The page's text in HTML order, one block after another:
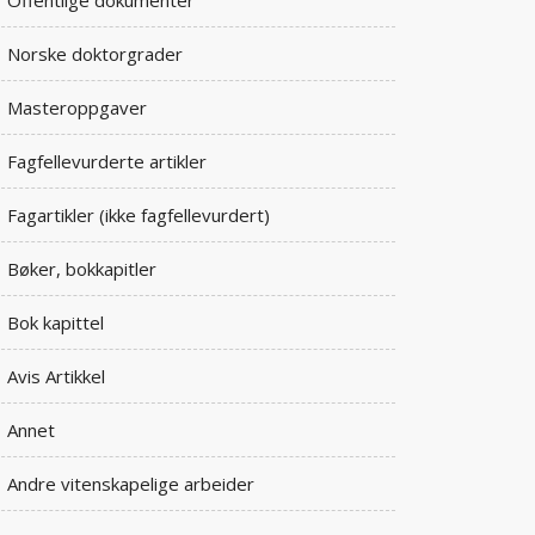
Norske doktorgrader
Masteroppgaver
Fagfellevurderte artikler
Fagartikler (ikke fagfellevurdert)
Bøker, bokkapitler
Bok kapittel
Avis Artikkel
Annet
Andre vitenskapelige arbeider